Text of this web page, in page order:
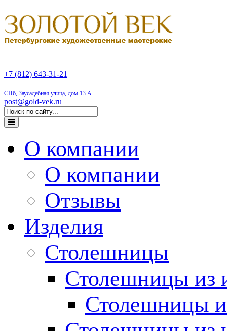
+7 (812) 643-31-21
СПб, Заусадебная улица, дом 13 А
post@gold-vek.ru
О компании
О компании
Отзывы
Изделия
Столешницы
Столешницы из
Столешницы